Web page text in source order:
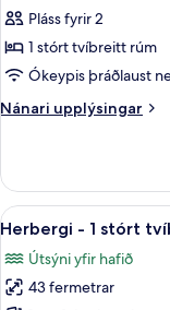
sjó
(Gala)
Herbergi
-
vísar
sjó
Pláss fyrir 2
1 stórt tvíbreitt rúm
Ókeypis þráðlaust
Nánari upplýsingar
Nánari
-
vísar
að
(Couples)
Skoða
allar
myndir
fyrir
9
Herbergi - 1 stórt
Útsýni yfir hafið
43 fermetrar